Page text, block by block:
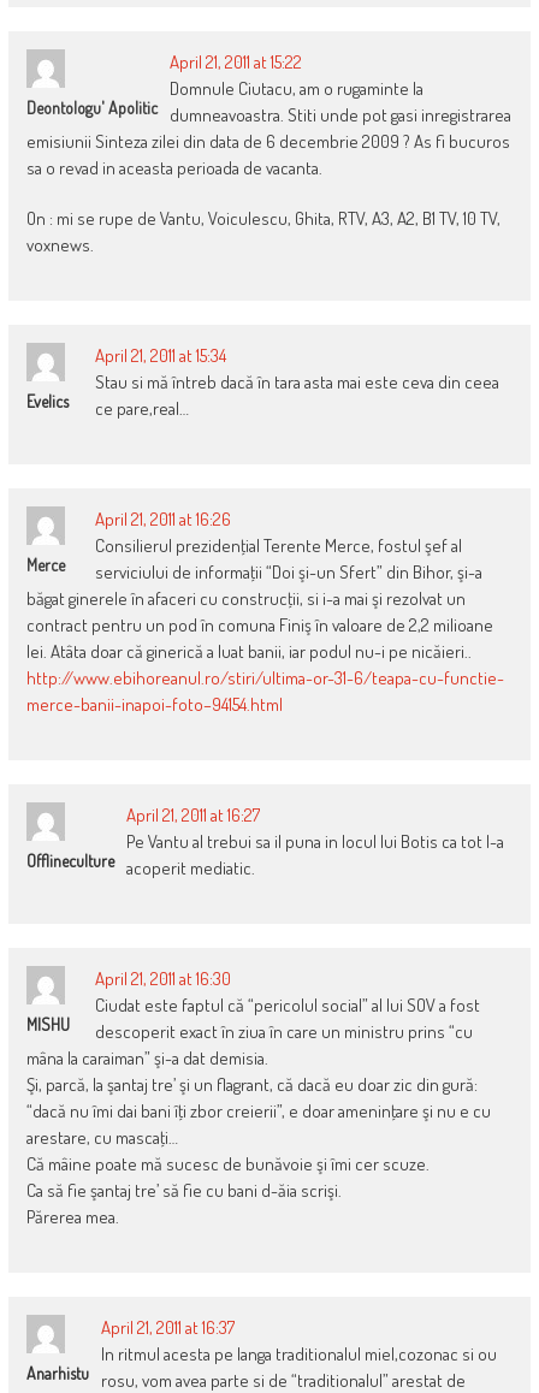
Deontologu' Apolitic
April 21, 2011 at 15:22
Domnule Ciutacu, am o rugaminte la
dumneavoastra. Stiti unde pot gasi inregistrarea
emisiunii Sinteza zilei din data de 6 decembrie 2009 ? As fi bucuros
sa o revad in aceasta perioada de vacanta.
On : mi se rupe de Vantu, Voiculescu, Ghita, RTV, A3, A2, B1 TV, 10 TV,
voxnews.
Evelics
April 21, 2011 at 15:34
Stau si mă întreb dacă în tara asta mai este ceva din ceea
ce pare,real…
Merce
April 21, 2011 at 16:26
Consilierul prezidenţial Terente Merce, fostul şef al
serviciului de informaţii “Doi şi-un Sfert” din Bihor, şi-a
băgat ginerele în afaceri cu construcţii, si i-a mai şi rezolvat un
contract pentru un pod în comuna Finiş în valoare de 2,2 milioane
lei. Atâta doar că ginerică a luat banii, iar podul nu-i pe nicăieri..
http://www.ebihoreanul.ro/stiri/ultima-or-31-6/teapa-cu-functie-
merce-banii-inapoi-foto–94154.html
Offlineculture
April 21, 2011 at 16:27
Pe Vantu al trebui sa il puna in locul lui Botis ca tot l-a
acoperit mediatic.
MISHU
April 21, 2011 at 16:30
Ciudat este faptul că “pericolul social” al lui SOV a fost
descoperit exact în ziua în care un ministru prins “cu
mâna la caraiman” şi-a dat demisia.
Şi, parcă, la şantaj tre’ şi un flagrant, că dacă eu doar zic din gură:
“dacă nu îmi dai bani îţi zbor creierii”, e doar ameninţare şi nu e cu
arestare, cu mascaţi…
Că mâine poate mă sucesc de bunăvoie şi îmi cer scuze.
Ca să fie şantaj tre’ să fie cu bani d-ăia scrişi.
Părerea mea.
Anarhistu
April 21, 2011 at 16:37
In ritmul acesta pe langa traditionalul miel,cozonac si ou
rosu, vom avea parte si de “traditionalul” arestat de